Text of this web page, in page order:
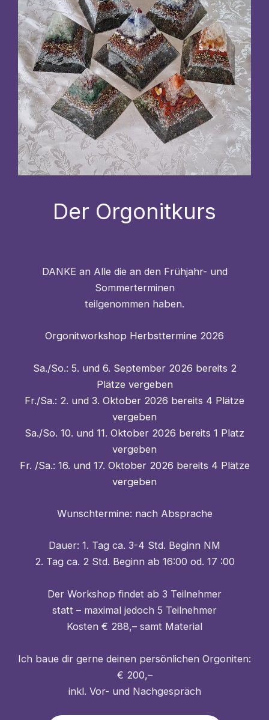
Der Orgonitkurs
DANKE an Alle die an den Frühjahr- und
Sommerterminen
teilgenommen haben.
Orgonitworkshop Herbsttermine 2026
Sa./So.: 5. und 6. September 2026 bereits 2
Plätze vergeben
Fr./Sa.: 2. und 3. Oktober 2026 bereits 4 Plätze
vergeben
Sa./So. 10. und 11. Oktober 2026 bereits 1 Platz
vergeben
Fr. /Sa.: 16. und 17. Oktober 2026 bereits 4 Plätze
vergeben
Wunschtermine: nach Absprache
Dauer: 1. Tag ca. 3-4 Std. Beginn NM
2. Tag ca. 2 Std. Beginn ab 16:00 od. 17 :00
Der Workshop findet ab 3 Teilnehmer
statt – maximal jedoch 5 Teilnehmer
Kosten € 288,– samt Material
Ich baue dir gerne deinen persönlichen Orgoniten:
€ 200,–
inkl. Vor- und Nachgespräch